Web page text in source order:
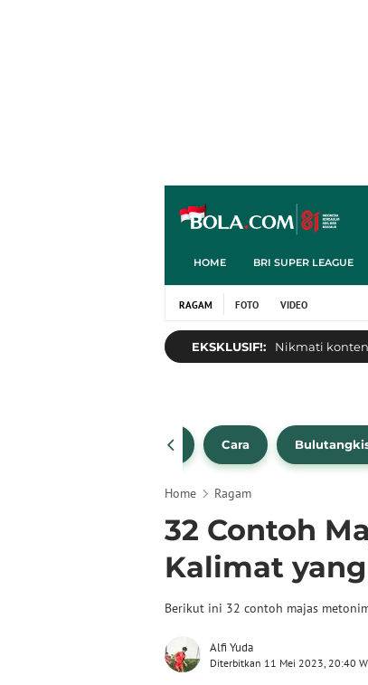
HOME BRI SUPER LEAGUE
RAGAM FOTO VIDEO
EKSKLUSIF!: Nikmati
Bola Beli Cara
Home Ragam
32 Contoh
Kalimat
Berikut ini 32 contoh majas
Alfi Yuda
Diterbitkan 11 Mei 2023, 20:40